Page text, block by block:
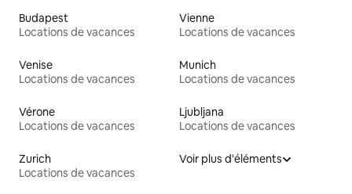
Budapest
Locations de vacances
Vienne
Locations de vacances
Venise
Locations de vacances
Munich
Locations de vacances
Vérone
Locations de vacances
Ljubljana
Locations de vacances
Zurich
Locations de vacances
Voir plus d'éléments